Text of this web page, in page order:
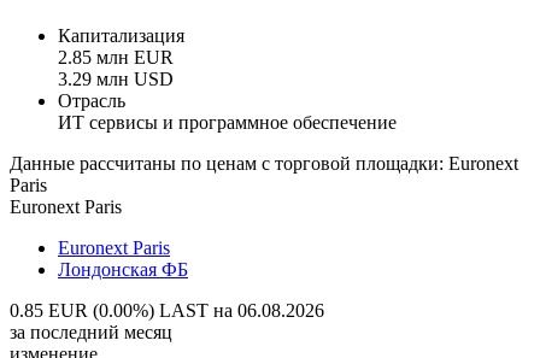
Капитализация
2.85 млн EUR
3.29 млн USD
Отрасль
ИТ сервисы и программное обеспечение
Данные рассчитаны по ценам с торговой площадки: Euronext
Paris
Euronext Paris
Euronext Paris
Лондонская ФБ
0.85 EUR (0.00%) LAST на 06.08.2026
за последний месяц
изменение